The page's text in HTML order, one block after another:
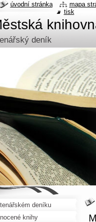
deník
deníku
knihy
úvodní stránka mapa
tisk